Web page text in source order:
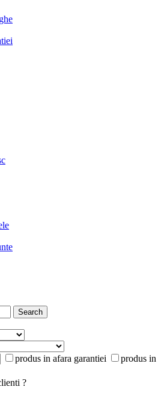
produs in afara garantiei
produs in
?